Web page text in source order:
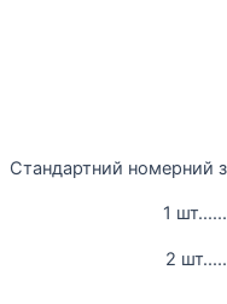
Стандартний номерний
1
2